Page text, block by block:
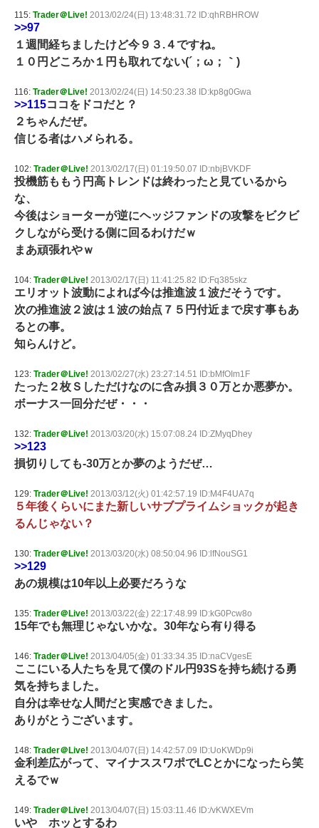
115: Trader＠Live! 2013/02/24(日) 13:48:31.72 ID:qhRBHROW
>>97
１週間経ちましたけど今９３.４ですね。
１０円どころか１円も取れてない(´；ω；｀)
116: Trader＠Live! 2013/02/24(日) 14:50:23.38 ID:kp8g0Gwa
>>115ココをドコだと？
２ちゃんだぜ。
信じる者はハメられる。
102: Trader＠Live! 2013/02/17(日) 01:19:50.07 ID:nbjBVKDF
投機筋ももう円高トレンドは終わったと見ているから
な、
今後はショーターが逆にヘッジファンドの攻撃をビクビ
クしながら受ける側に回るわけだｗ
まあ頑張れやｗ
104: Trader＠Live! 2013/02/17(日) 11:41:25.82 ID:Fq385skz
エリオット波動によれば今は推進波１波だそうです。
次の推進波２波は１波の始点７５円付近まで戻す事もあ
るとの事。
知らんけど。
123: Trader＠Live! 2013/02/27(水) 23:27:14.51 ID:bMfOIm1F
たった２枚Ｓしただけなのに含み損３０万とか悪夢か。
ボーナス一回分だぜ・・・
132: Trader＠Live! 2013/03/20(水) 15:07:08.24 ID:ZMyqDhey
>>123
損切りしても-30万とか夢のようだぜ…
129: Trader＠Live! 2013/03/12(火) 01:42:57.19 ID:M4F4UA7q
５年後くらいにまた新しいサブプライムショックが起き
るんじゃない？
130: Trader＠Live! 2013/03/20(水) 08:50:04.96 ID:lfNouSG1
>>129
あの規模は10年以上必要だろうな
135: Trader＠Live! 2013/03/22(金) 22:17:48.99 ID:kG0Pcw8o
15年でも無理じゃないかな。30年なら有り得る
146: Trader＠Live! 2013/04/05(金) 01:33:34.35 ID:naCVgesE
ここにいる人たちを見て僕のドル円93Sを持ち続ける勇
気を持ちました。
自分は幸せな人間だと実感できました。
ありがとうございます。
148: Trader＠Live! 2013/04/07(日) 14:42:57.09 ID:UoKWDp9i
金利差広がって、マイナススワポでLCとかになったら笑
えるでｗ
149: Trader＠Live! 2013/04/07(日) 15:03:11.46 ID:/vKWXEVm
いや ホッとするわ